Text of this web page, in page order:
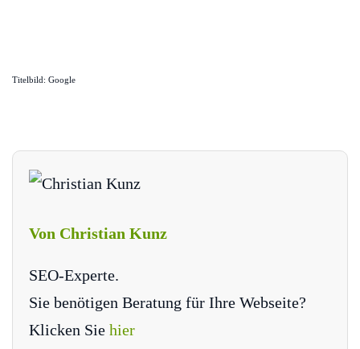
Titelbild: Google
Von Christian Kunz
SEO-Experte.
Sie benötigen Beratung für Ihre Webseite?
Klicken Sie hier